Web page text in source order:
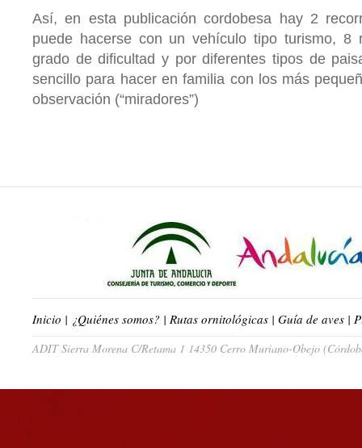
Así, en esta publicación cordobesa hay 2
puede hacerse con un vehículo tipo turismo, 8
grado de dificultad y por diferentes tipos de
sencillo para hacer en familia con los más
observación (“miradores”)
Inicio | ¿Quiénes somos? | Rutas ornitológicas | Guía de aves |
ADIT Sierra Morena C/Retama 1 14350 Cerro Muriano-Obejo